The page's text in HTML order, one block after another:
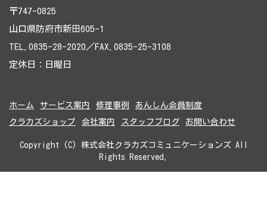
〒747-0825
山口県防府市新田605-1
TEL.0835-28-2020／FAX.0835-25-3108
定休日：日曜日
ホーム サービス案内 修理事例
あんしん会員制度
クラカズショップ
会社案内 スタッフブログ お問い合わせ
Copyright (C) 株式会社クラカズコミュニケーションズ All
Rights Reserved.